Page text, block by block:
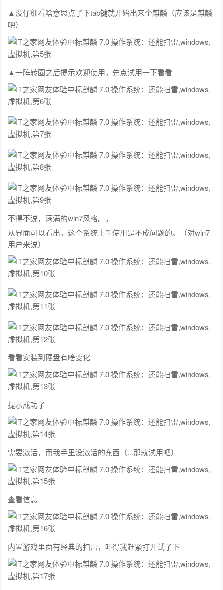
▲没仔细看啥意思点了下tab键就开始出来个麒麟（应该是麒麟
吧）
▲一阵转圈之后提示欢迎使用，先点试用一下看看
不得不说，满满的win7风格。。
从界面可以看出，这个系统上手使用是不成问题的。（对win7
用户来说）
看看安装到硬盘有啥变化
提示成功了
需要激活，而我手里没激活的东西（...那就试用吧）
查看信息
内置游戏里面有经典的扫雷，吓得我赶紧打开试了下